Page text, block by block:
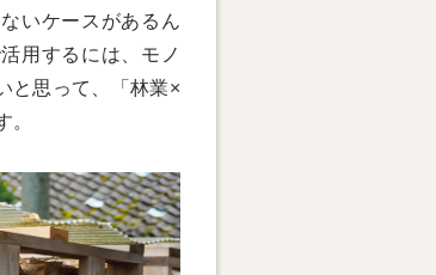
いケースがあるん
用するには、モノ
と思って、「林業×
。